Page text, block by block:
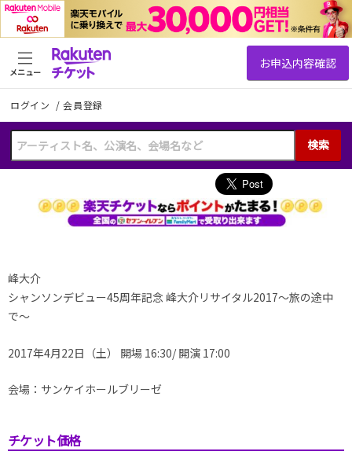
ログイン /会員登録
検索
メニュー
峰大介
シャンソンデビュー45周年記念 峰大介リサイタル2017〜旅の途中
で〜
2017年4月22日（土） 開場 16:30/ 開演 17:00
会場：サンケイホールブリーゼ
チケット価格